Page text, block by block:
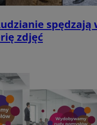
spędzają
zdjęć